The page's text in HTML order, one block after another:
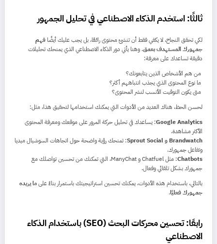
ثالثًا: استخدم الذكاء الاصطناعي في تحليل الجمهور
لكي تحقق النجاح، لا يكفي فقط أن تنشئ محتوى رائعًا، بل يجب عليك أيضًا فهم
جمهورك المستهدف بعمق. وهنا يأتي دور الذكاء الاصطناعي الذي يمنحك تحليلات
دقيقة تساعدك على معرفة:
من هم الأشخاص الذين يتابعونك؟
ما نوع المحتوى الذي يجذب انتباههم أكثر؟
متى يكون التوقيت الأنسب لنشر المحتوى؟
لحسن الحظ، هناك العديد من الأدوات التي يمكنك استخدامها لتحقيق هذا، مثل:
Google Analytics: يساعدك في تحليل حركة المرور على موقعك ومعرفة المحتوى
الأكثر مشاهدة.
Brandwatch و Sprout Social
: تمنحك رؤية واضحة حول اتجاهات السوشيال ميديا
وتفاعل جمهورك.
Chatbots
: مثل Chatfuel و ManyChat، التي تمكنك من تحسين تواصلك مع
جمهورك بشكل تلقائي وفعال.
بالتالي، باستخدام هذه الأدوات، يمكنك تحسين استراتيجيتك باستمرار بناءً علىما يريده
جمهورك فعليًا.
رابعًا: تحسين محركات البحث (SEO) باستخدام الذكاء
الاصطناعي